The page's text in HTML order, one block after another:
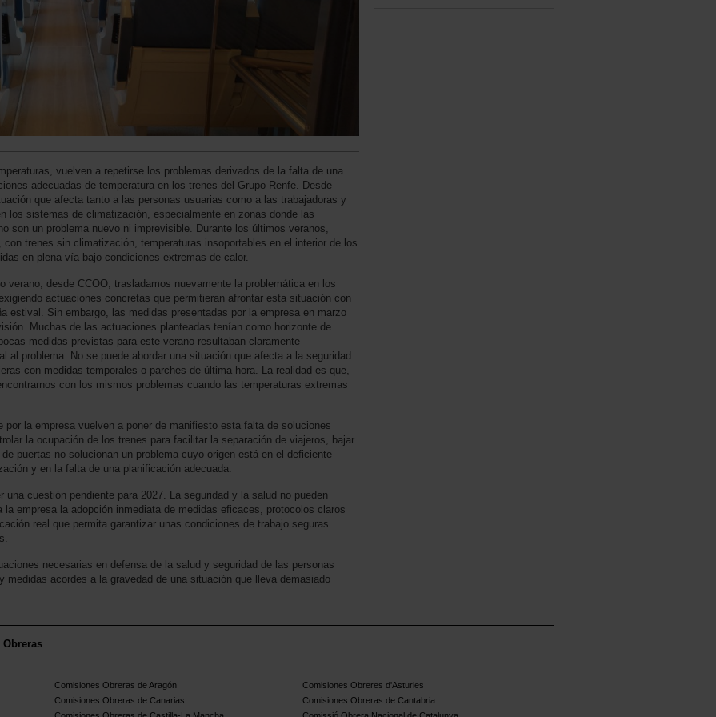
vuelven a repetirse los problemas derivados de la falta de una
adecuadas de temperatura en los trenes del Grupo Renfe. Desde
que afecta tanto a las personas usuarias como a las trabajadoras y
los sistemas de climatización, especialmente en zonas donde las
son un problema nuevo ni imprevisible. Durante los últimos veranos,
trenes sin climatización, temperaturas insoportables en el interior de los
en plena vía bajo condiciones extremas de calor.
verano, desde CCOO, trasladamos nuevamente la problemática en los
actuaciones concretas que permitieran afrontar esta situación con
estival. Sin embargo, las medidas presentadas por la empresa en marzo
Muchas de las actuaciones planteadas tenían como horizonte de
medidas previstas para este verano resultaban claramente
al problema. No se puede abordar una situación que afecta a la seguridad
con medidas temporales o parches de última hora. La realidad es que,
con los mismos problemas cuando las temperaturas extremas
por la empresa vuelven a poner de manifiesto esta falta de soluciones
la ocupación de los trenes para facilitar la separación de viajeros, bajar
puertas no solucionan un problema cuyo origen está en el deficiente
y en la falta de una planificación adecuada.
cuestión pendiente para 2027. La seguridad y la salud no pueden
empresa la adopción inmediata de medidas eficaces, protocolos claros
real que permita garantizar unas condiciones de trabajo seguras
necesarias en defensa de la salud y seguridad de las personas
medidas acordes a la gravedad de una situación que lleva demasiado
Comisiones Obreras de Aragón
Comisiones Obreres d'Asturies
Comisiones Obreras de Canarias
Comisiones Obreras de Cantabria